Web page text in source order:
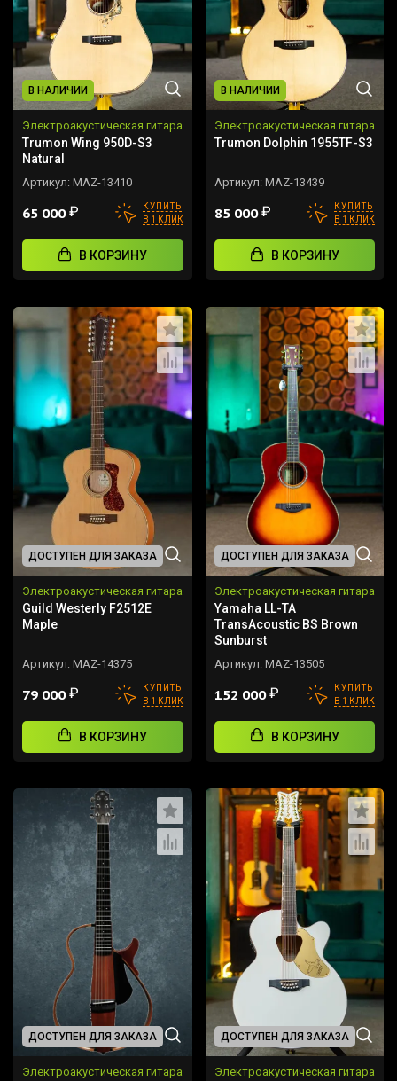
В НАЛИЧИИ
Электроакустическая гитара
Trumon Wing 950D-S3
Natural
Артикул: MAZ-13410
65 000₽
КУПИТЬ
В 1 КЛИК
В КОРЗИНУ
В НАЛИЧИИ
Электроакустическая гитара
Trumon Dolphin 1955TF-S3
Артикул: MAZ-13439
85 000₽
КУПИТЬ
В 1 КЛИК
В КОРЗИНУ
ДОСТУПЕН ДЛЯ ЗАКАЗА
Электроакустическая гитара
Guild Westerly F2512E
Maple
Артикул: MAZ-14375
79 000₽
КУПИТЬ
В 1 КЛИК
В КОРЗИНУ
ДОСТУПЕН ДЛЯ ЗАКАЗА
Электроакустическая гитара
Yamaha LL-TA
TransAcoustic BS Brown
Sunburst
Артикул: MAZ-13505
152 000₽
КУПИТЬ
В 1 КЛИК
В КОРЗИНУ
ДОСТУПЕН ДЛЯ ЗАКАЗА
Электроакустическая гитара
ДОСТУПЕН ДЛЯ ЗАКАЗА
Электроакустическая гитара